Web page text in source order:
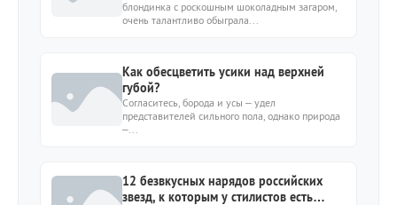
блондинка с роскошным шоколадным загаром,
очень талантливо обыграла...
Как обесцветить усики над верхней
губой?
Согласитесь, борода и усы – удел
представителей сильного пола, однако природа
–...
12 безвкусных нарядов российских
звезд, к которым у стилистов есть